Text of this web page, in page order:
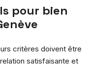
pour bien
critères doivent être
satisfaisante et